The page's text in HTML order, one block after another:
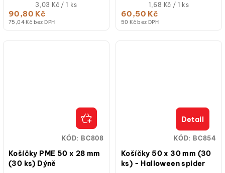
75,04 Kč bez DPH
90,80 Kč
Měrná
cena:
3,03 Kč / 1 ks
správnou dávku...
50 Kč bez DPH
60,50 Kč
Měrná
cena:
1,68 Kč / 1 ks
dokonalým řešením pro...
Košíčky PME 50 x 28 mm
(30 ks) Dýně
KÓD: BC808
Košíčky 50 x 30 mm (30
ks) - Halloween spider
Detail
KÓD: BC854